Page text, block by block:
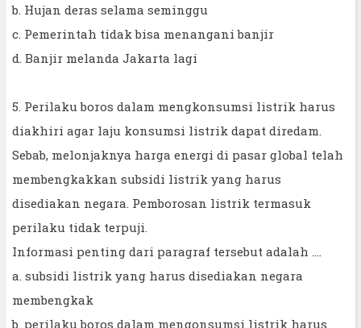
b. Hujan deras selama seminggu
c. Pemerintah tidak bisa menangani banjir
d. Banjir melanda Jakarta lagi
5. Perilaku boros dalam mengkonsumsi listrik harus
diakhiri agar laju konsumsi listrik dapat diredam.
Sebab, melonjaknya harga energi di pasar global telah
membengkakkan subsidi listrik yang harus
disediakan negara. Pemborosan listrik termasuk
perilaku tidak terpuji.
Informasi penting dari paragraf tersebut adalah ….
a. subsidi listrik yang harus disediakan negara
membengkak
b. perilaku boros dalam mengonsumsi listrik harus